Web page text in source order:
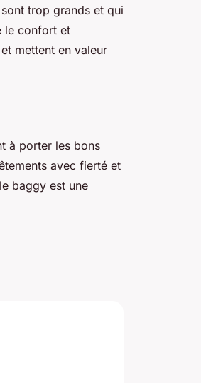
trop grands et qui
le confort et
mettent en valeur
à porter les bons
avec fierté et
baggy est une